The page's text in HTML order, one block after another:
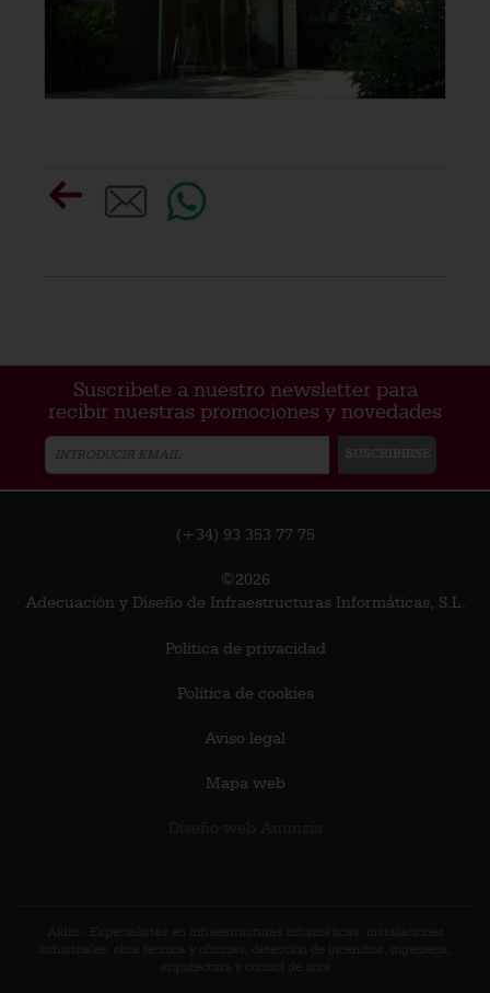
Suscribete a nuestro newsletter para
recibir nuestras promociones y novedades
(+34) 93 353 77 75
©2026
Adecuación y Diseño de Infraestructuras Informáticas, S.L.
Política de privacidad
Política de cookies
Aviso legal
Mapa web